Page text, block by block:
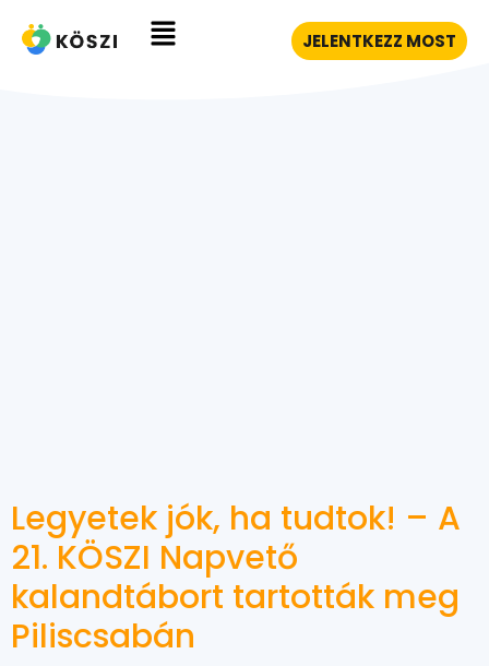
JELENTKEZZ MOST
Legyetek jók, ha tudtok! – A
21. KÖSZI Napvető
kalandtábort tartották meg
Piliscsabán